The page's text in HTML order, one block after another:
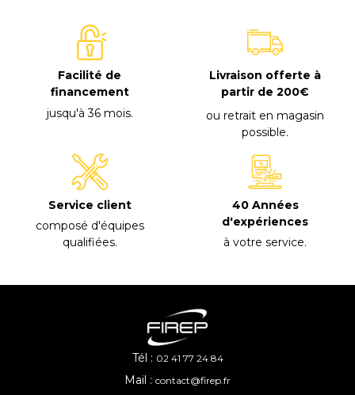
Facilité de
financement
jusqu'à 36 mois.
Livraison offerte à
partir de 200€
ou retrait en magasin
possible.
Service client
composé d'équipes
qualifiées.
40 Années
d'expériences
à votre service.
Tél : 02 41 77 24 84
Mail : contact@firep.fr